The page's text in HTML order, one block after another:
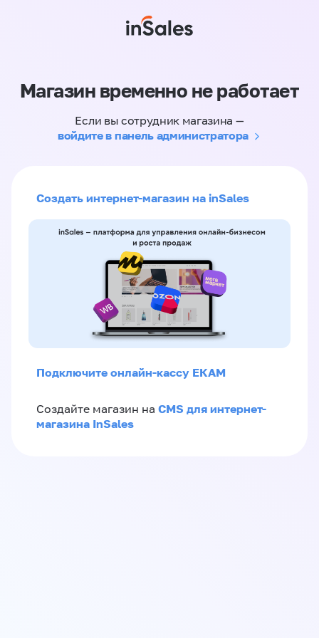
Магазин временно не работает
Если вы сотрудник магазина —
войдите в панель администратора
Создать интернет-магазин на inSales
Подключите онлайн-кассу ЕКАМ
Создайте магазин на CMS для интернет-
магазина InSales